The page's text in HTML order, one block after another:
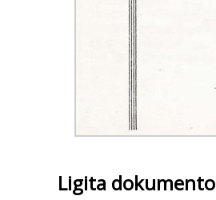
Ligita dokumento